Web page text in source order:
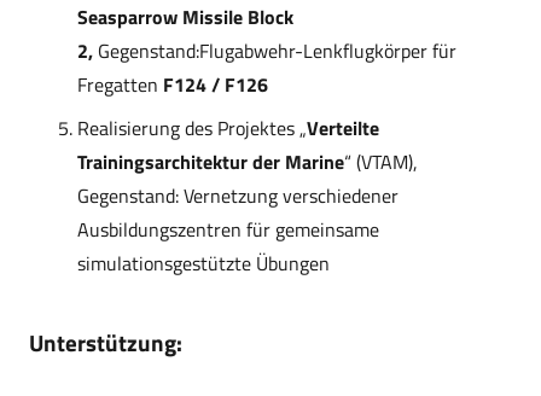
Seasparrow Missile Block
2, Gegenstand:Flugabwehr-Lenkflugkörper für
Fregatten F124 / F126
Realisierung des Projektes „Verteilte
Trainingsarchitektur der Marine“ (VTAM),
Gegenstand: Vernetzung verschiedener
Ausbildungszentren für gemeinsame
simulationsgestützte Übungen
Unterstützung: